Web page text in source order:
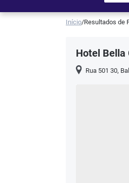
Início/Resultados de
Hotel Bella
Rua 501 30,